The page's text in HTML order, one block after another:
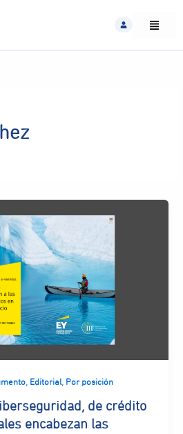
, Editorial, Por posición
de crédito
encabezan las